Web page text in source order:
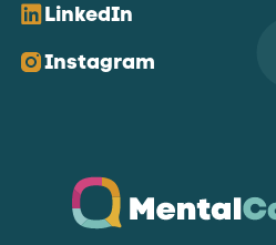
LinkedIn
Instagram